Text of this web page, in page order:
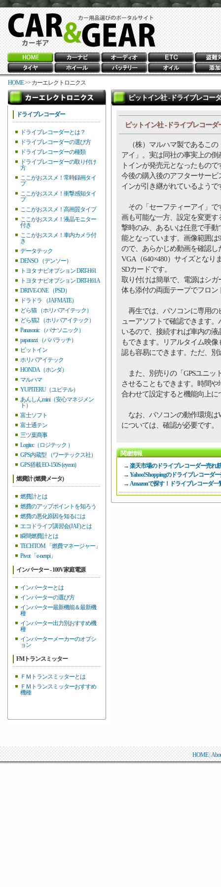
HOME>> カーエレクトロニクス
ドライブレコーダー
ドライブレコーダーとは？
ドライブレコーダーの選び方
ドライブレコーダーの種類
ドライブレコーダーの取り付け
方
ここがおススメ！常時録画タイ
プ
ここがおススメ！衝撃感知タイ
プ
ここがおススメ！高画質タイプ
ここがおススメ！液晶モニター
付き
ここがおススメ！車内カメラ付
き
データテック
DENSO （デンソー）
トヨタ ナビオプション DRT-H61
トヨタ ナビオプション DRT-H61A
DRIVE-ONE （PSD）
ドラドラ （JAFMATE）
どら猫 （ホリバアイテック）
どら猫2 （ホリバアイテック）
Panasonic （パナソニック）
paparazzi （パパラッチ）
ピットイン
ホリバアイテック
HONDA（ホンダ）
マルハマ
YUPITERU（ユピテル）
あんしんmini（安心マネジメン
ト）
富士ソフト
富士通テン
三ツ葉商事
Logitec（ロジテック ）
GPS内蔵型 （ワーテックス社）
GPS搭載 EO-150S (eyeon)
燃費計 (燃費メータ)
燃費計とは
燃費のアップポイントを知ろう
燃費の悪化原因を知るには
エコドライブ講習会(JAF)とは
瞬間燃費計とは
TECHTOM 「燃費マネージャー」
Pivot 「e-nenpi」
インバーター - 100V家庭電源
インバーターとは
インバーターの選び方
インバーター最新機能＆最新機
種
インバーター出力別おすすめ機
種
インバーターメーカーのオプシ
ョン
FMトランスミッター
ＦＭトランスミッターとは
ＦＭトランスミッターおすすめ
機種
ピットイン社 -ドライブレコー
ピットイン社 -ドライブレコー
（株）マルハマ製であるこの
アイ」。実は同社の事実上の倒
トインが発売元となったもので
今後の購入後のアフターサービ
インが引き継がれているようで
その「セーフティーアイ」で
画も可能な一方、設定を変更す
撃時のみ、あるいは任意で手動
能となっています。画像範囲
ので、あらかじめ動画を確認
VGA（640×480）サイズとなり
SDカードです。
取り付けは簡単で、電源はシ
体も添付の両面テープでフロ
再生では、パソコンに専用の
ューアソフトで確認できます
いるので、接続すれば車内の
もできます。リアルタイム映
認も容易にできます。ただ、
また、別売りの「GPSユニッ
させることもできます。時間
合わせて設定すると機能向上に
なお、パソコンの動作環境は
については、確認が必要です。
関連情報
→ 楽天市場のドライブレコーダー売れ
→ Yahoo!Shoppingのドライブレコーダ
→ Amazonで探す！ドライブレコーダ一
HOME|